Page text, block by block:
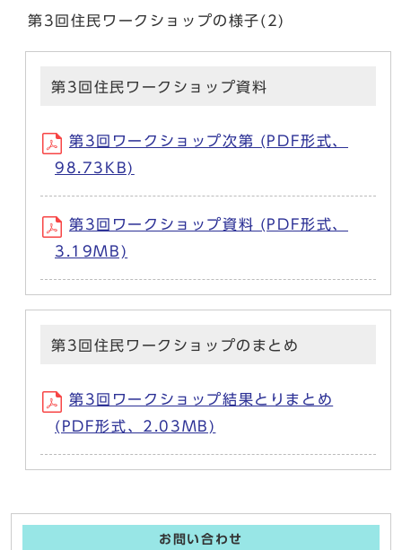
第3回住民ワークショップの様子(2)
第3回住民ワークショップ資料
第3回ワークショップ次第 (PDF形式、
98.73KB)
第3回ワークショップ資料 (PDF形式、
3.19MB)
第3回住民ワークショップのまとめ
第3回ワークショップ結果とりまとめ
(PDF形式、2.03MB)
お問い合わせ